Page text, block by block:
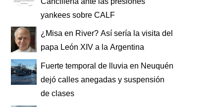
yankees sobre CALF
¿Misa en River? Así sería la visita del
papa León XIV a la Argentina
Fuerte temporal de lluvia en Neuquén
dejó calles anegadas y suspensión
de clases